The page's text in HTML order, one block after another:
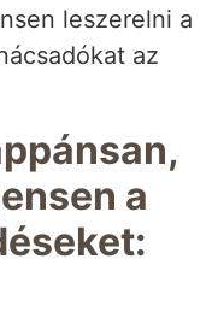
leszerelni a
az
a